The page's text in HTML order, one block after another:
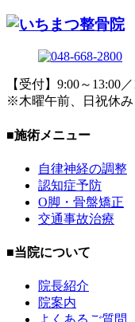
【受付】9:00～13:00
※木曜午前、日祝休み
■施術メニュー
自律神経の調整
認知症予防
O脚・骨盤矯正
交通事故治療
■当院について
院長紹介
院案内